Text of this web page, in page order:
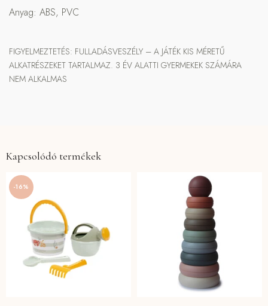
Anyag: ABS, PVC
FIGYELMEZTETÉS: FULLADÁSVESZÉLY – A JÁTÉK KIS MÉRETŰ
ALKATRÉSZEKET TARTALMAZ. 3 ÉV ALATTI GYERMEKEK SZÁMÁRA
NEM ALKALMAS
Kapcsolódó termékek
-16%